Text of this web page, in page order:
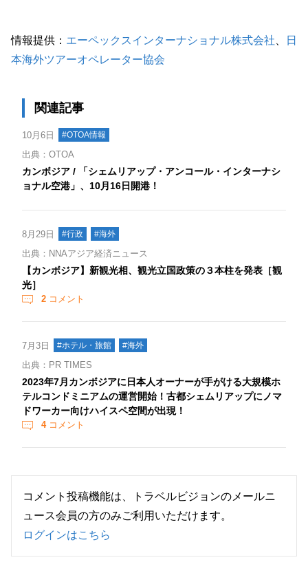
情報提供： エーペックスインターナショナル株式会社
日
本海外ツアーオペレーター協会
関連記事
10月6日 #OTOA情報
出典：OTOA
カンボジア / 「シェムリアップ・アンコール・インターナシ
ョナル空港」、10月16日開港！
8月29日 #行政 #海外
出典：NNAアジア経済ニュース
【カンボジア】新観光相、観光立国政策の３本柱を発表［観
光］
2 コメント
7月3日 #ホテル・旅館 #海外
出典：PR TIMES
2023年7月カンボジアに日本人オーナーが手がける大規模ホ
テルコンドミニアムの運営開始！古都シェムリアップにノマ
ドワーカー向けハイスペ空間が出現！
4コメント
コメント投稿機能は、トラベルビジョンのメールニ
ュース会員の方のみご利用いただけます。
ログインはこちら